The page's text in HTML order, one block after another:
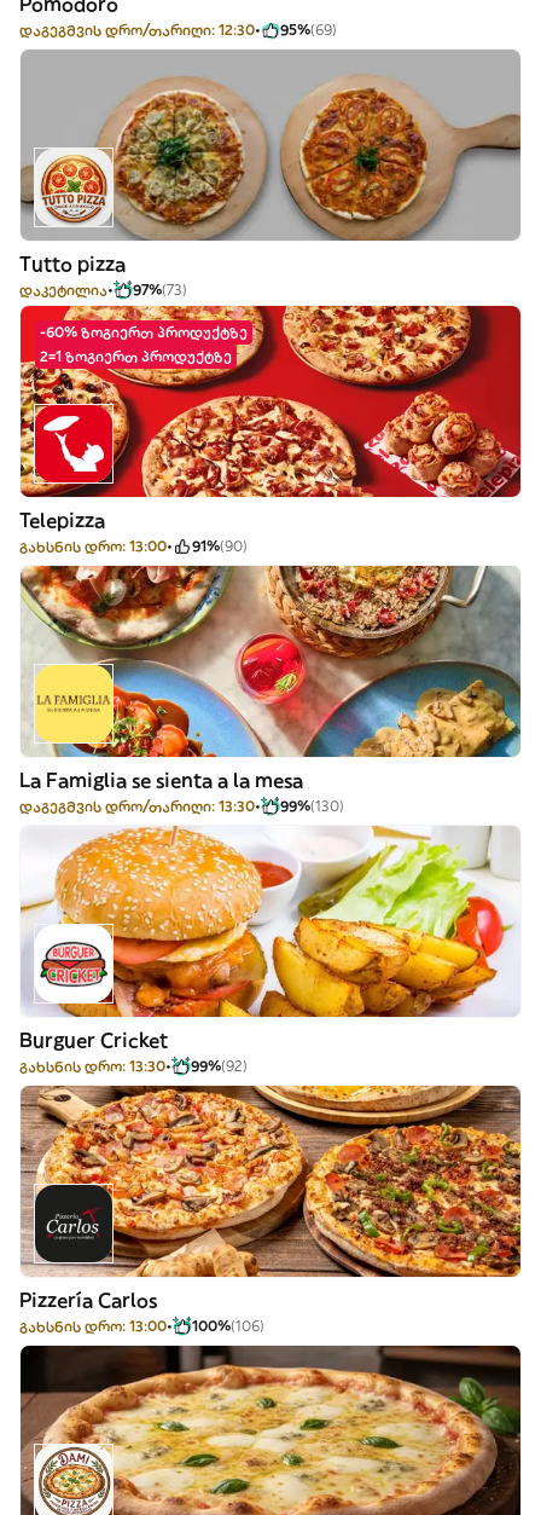
დაგეგმვის დრო/თარიღი: 12:30 95%(69)
Tutto pizza
დაკეტილია 97%(73)
-60% ზოგიერთ პროდუქტზე
2=1 ზოგიერთ პროდუქტზე
Telepizza
გახსნის დრო: 13:00 91%(90)
La Famiglia se sienta a la mesa
დაგეგმვის დრო/თარიღი: 13:30 99%(130)
Burguer Cricket
გახსნის დრო: 13:30 99%(92)
Pizzería Carlos
გახსნის დრო: 13:00 100%(106)